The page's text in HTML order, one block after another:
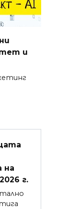
и
на
г.